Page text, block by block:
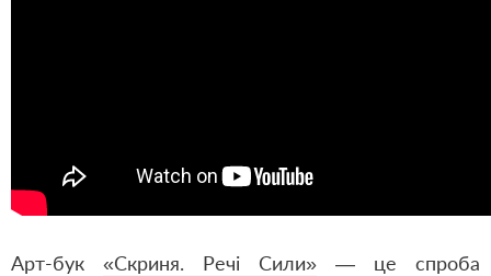
Арт-бук «Скриня. Речі Сили» — це спроба